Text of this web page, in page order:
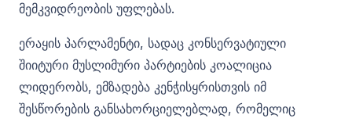
მემკვიდრეობის უფლებას.
ერაყის პარლამენტი, სადაც კონსერვატიული
შიიტური მუსლიმური პარტიების კოალიცია
ლიდერობს, ემზადება კენჭისყრისთვის იმ
შესწორების განსახორციელებლად, რომელიც